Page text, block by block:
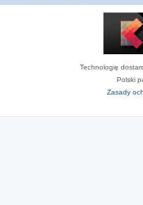
Technologię
Polski
Zasady